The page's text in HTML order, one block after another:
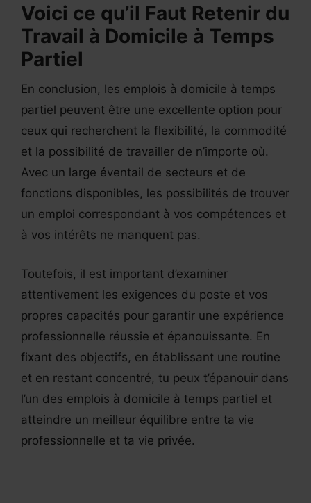
Voici ce qu’il Faut Retenir du
Travail à Domicile à Temps
Partiel
En conclusion, les emplois à domicile à temps
partiel peuvent être une excellente option pour
ceux qui recherchent la flexibilité, la commodité
et la possibilité de travailler de n’importe où.
Avec un large éventail de secteurs et de
fonctions disponibles, les possibilités de trouver
un emploi correspondant à vos compétences et
à vos intérêts ne manquent pas.
Toutefois, il est important d’examiner
attentivement les exigences du poste et vos
propres capacités pour garantir une expérience
professionnelle réussie et épanouissante. En
fixant des objectifs, en établissant une routine
et en restant concentré, tu peux t’épanouir dans
l’un des emplois à domicile à temps partiel et
atteindre un meilleur équilibre entre ta vie
professionnelle et ta vie privée.